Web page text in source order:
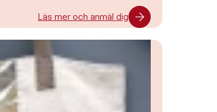
Läs mer och anmäl dig